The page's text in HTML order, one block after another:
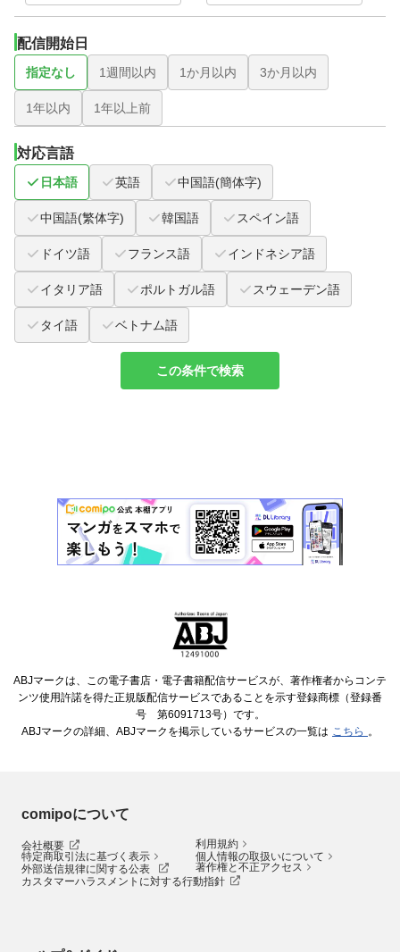
配信開始日
指定なし 1週間以内 1か月以内 3か月以内
1年以内 1年以上前
対応言語
日本語 英語 中国語(簡体字)
中国語(繁体字) 韓国語 スペイン語
ドイツ語 フランス語 インドネシア語
イタリア語 ポルトガル語 スウェーデン語
タイ語 ベトナム語
この条件で検索
ABJマークは、この電子書店・電子書籍配信サービスが、著作権者からコンテ
ンツ使用許諾を得た正規版配信サービスであることを示す登録商標（登録番
号 第6091713号）です。
ABJマークの詳細、ABJマークを掲示しているサービスの一覧は こちら 。
comipoについて
会社概要
利用規約
特定商取引法に基づく表示
個人情報の取扱いについて
外部送信規律に関する公表
著作権と不正アクセス
カスタマーハラスメントに対する行動指針